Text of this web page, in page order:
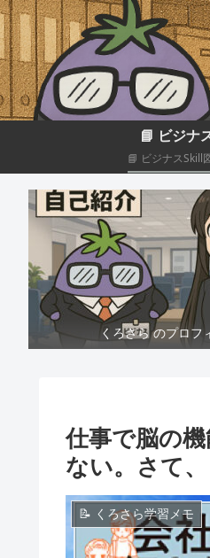
📘 ビジナ
くろさら のプロフ
仕事で脳の
ない。さて
📝 くろさら学習メモ